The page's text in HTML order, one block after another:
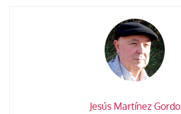
Jesús Martínez Gordo